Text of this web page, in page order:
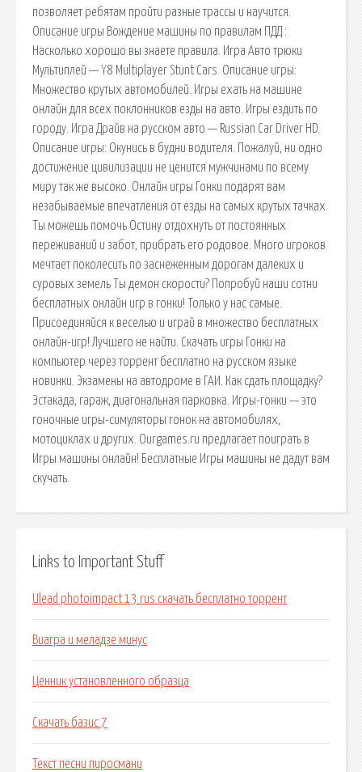
позволяет ребятам пройти разные трассы и научится.
Описание игры Вождение машины по правилам ПДД :
Насколько хорошо вы знаете правила. Игра Авто трюки
Мультиплей — Y8 Multiplayer Stunt Cars. Описание игры:
Множество крутых автомобилей. Игры ехать на машине
онлайн для всех поклонников езды на авто. Игры ездить по
городу. Игра Драйв на русском авто — Russian Car Driver HD.
Описание игры: Окунись в будни водителя. Пожалуй, ни одно
достижение цивилизации не ценится мужчинами по всему
миру так же высоко. Онлайн игры Гонки подарят вам
незабываемые впечатления от езды на самых крутых тачках.
Ты можешь помочь Остину отдохнуть от постоянных
переживаний и забот, прибрать его родовое. Много игроков
мечтает поколесить по заснеженным дорогам далеких и
суровых земель Ты демон скорости? Попробуй наши сотни
бесплатных онлайн игр в гонки! Только у нас самые.
Присоединяйся к веселью и играй в множество бесплатных
онлайн-игр! Лучшего не найти. Скачать игры Гонки на
компьютер через торрент бесплатно на русском языке
новинки. Экзамены на автодроме в ГАИ. Как сдать площадку?
Эстакада, гараж, диагональная парковка. Игры-гонки — это
гоночные игры-симуляторы гонок на автомобилях,
мотоциклах и других. Ourgames.ru предлагает поиграть в
Игры машины онлайн! Бесплатные Игры машины не дадут вам
скучать.
Links to Important Stuff
Ulead photoimpact 13 rus скачать бесплатно торрент
Виагра и меладзе минус
Ценник установленного образца
Скачать базис 7
Текст песни пиросмани